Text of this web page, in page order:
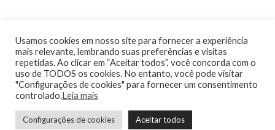
INÍCIO NOTÍCIAS AGENDA CONTATO
TRÂNSITO NA PONTE
TERMOS DE USO / POLÍTICA DE PRIVACIDADE
Guia de Niterói Informática LTDA Todos os Direitos Reservados
Usamos cookies em nosso site para fornecer a experiência
mais relevante, lembrando suas preferências e visitas
repetidas. Ao clicar em “Aceitar todos”, você concorda com o
uso de TODOS os cookies. No entanto, você pode visitar
"Configurações de cookies" para fornecer um consentimento
controlado.Leia mais
Configurações de cookies Aceitar todos